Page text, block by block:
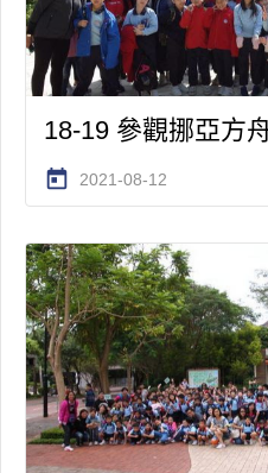
18-19 參觀挪亞方
today 2021-08-12